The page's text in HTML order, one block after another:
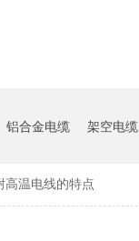
铝合金电缆 架空电缆
温电线的特点